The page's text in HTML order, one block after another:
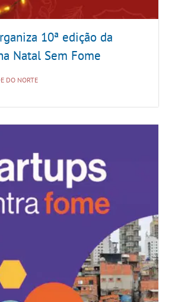
10ª edição da
Natal Sem Fome
DO NORTE